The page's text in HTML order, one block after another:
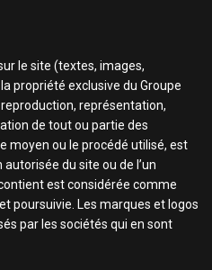
le site (textes, images,
propriété exclusive du Groupe
représentation,
de tout ou partie des
moyen ou le procédé utilisé, est
du site ou de l’un
est considérée comme
poursuivie. Les marques et logos
par les sociétés qui en sont